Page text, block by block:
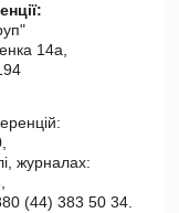
14а,
журналах:
(44) 383 50 34.